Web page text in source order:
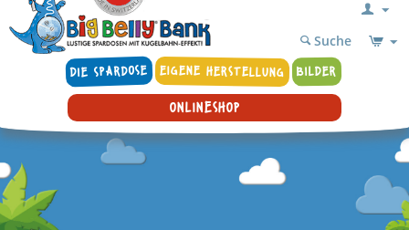
DIE SPARDOSE EIGENE HERSTELLUNG BILDER
Suche
ONLINESHOP